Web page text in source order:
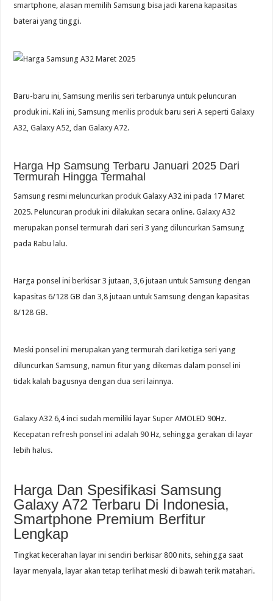
smartphone, alasan memilih Samsung bisa jadi karena kapasitas
baterai yang tinggi.
Baru-baru ini, Samsung merilis seri terbarunya untuk peluncuran
produk ini. Kali ini, Samsung merilis produk baru seri A seperti Galaxy
A32, Galaxy A52, dan Galaxy A72.
Harga Hp Samsung Terbaru Januari 2025 Dari
Termurah Hingga Termahal
Samsung resmi meluncurkan produk Galaxy A32 ini pada 17 Maret
2025. Peluncuran produk ini dilakukan secara online. Galaxy A32
merupakan ponsel termurah dari seri 3 yang diluncurkan Samsung
pada Rabu lalu.
Harga ponsel ini berkisar 3 jutaan, 3,6 jutaan untuk Samsung dengan
kapasitas 6/128 GB dan 3,8 jutaan untuk Samsung dengan kapasitas
8/128 GB.
Meski ponsel ini merupakan yang termurah dari ketiga seri yang
diluncurkan Samsung, namun fitur yang dikemas dalam ponsel ini
tidak kalah bagusnya dengan dua seri lainnya.
Galaxy A32 6,4 inci sudah memiliki layar Super AMOLED 90Hz.
Kecepatan refresh ponsel ini adalah 90 Hz, sehingga gerakan di layar
lebih halus.
Harga Dan Spesifikasi Samsung
Galaxy A72 Terbaru Di Indonesia,
Smartphone Premium Berfitur
Lengkap
Tingkat kecerahan layar ini sendiri berkisar 800 nits, sehingga saat
layar menyala, layar akan tetap terlihat meski di bawah terik matahari.